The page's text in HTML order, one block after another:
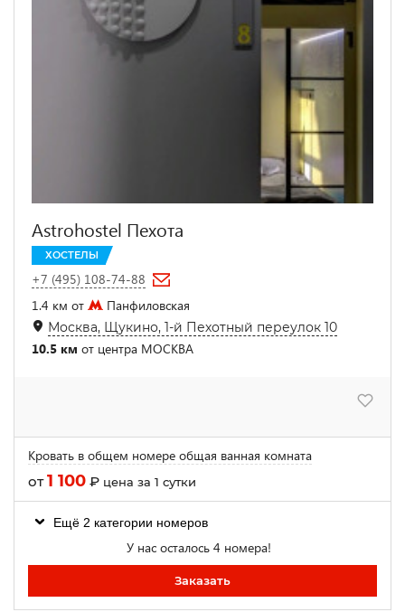
Astrohostel Пехота
ХОСТЕЛЫ
+7 (495) 108-74-88
1.4 км от
Панфиловская
Москва, Щукино, 1-й Пехотный переулок 10
10.5 км от центра МОСКВА
Кровать в общем номере общая ванная комната
от1 100 ₽ цена за 1 сутки
Ещё 2 категории номеров
У нас осталось 4 номера!
Заказать